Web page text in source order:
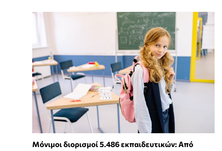
Μόνιμοι διορισμοί 5.486 εκπαιδευτικών: Από